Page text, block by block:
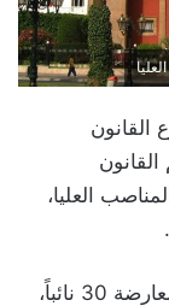
القانون
القانون
في المناصب العليا،
وحظي المشروع بموافقة 65 نائباً، مقابل معارضة 30 نائباً،